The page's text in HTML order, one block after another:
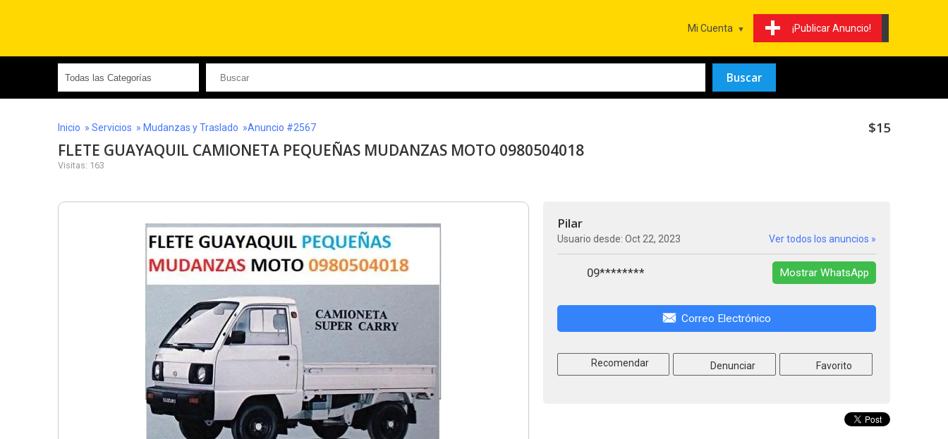
¡Publicar Anuncio!
Mi Cuenta
Inicio » Servicios » Mudanzas y Traslado »Anuncio #2567 $15
FLETE GUAYAQUIL CAMIONETA PEQUEÑAS MUDANZAS MOTO 0980504018
Visitas: 163
Pilar
Usuario desde: Oct 22, 2023 Ver todos los anuncios »
09******** Mostrar WhatsApp
Correo Electrónico
Recomendar Denunciar Favorito